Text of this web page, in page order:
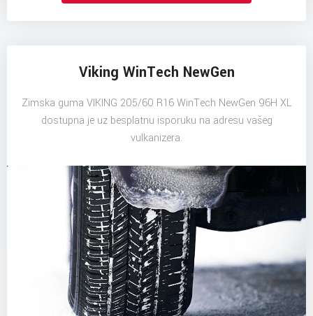
Viking WinTech NewGen
Zimska guma VIKING 205/60 R16 WinTech NewGen 96H XL
dostupna je uz besplatnu isporuku na adresu vašeg
vulkanizera.